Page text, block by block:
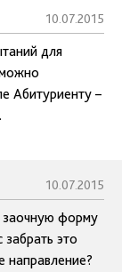
10.07.2015
для
Абитуриенту –
10.07.2015
заочную форму
это
направление?